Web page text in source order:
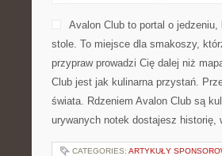
Avalon Club to portal o
stole. To miejsce dla smakoszy,
przypraw prowadzi Cię dalej niż
Club jest jak kulinarna przystań.
świata. Rdzeniem Avalon Club są
urywanych notek dostajesz
CATEGORIES: ARTYKUŁY